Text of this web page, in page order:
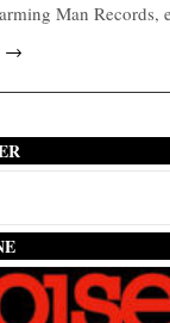
Man
→